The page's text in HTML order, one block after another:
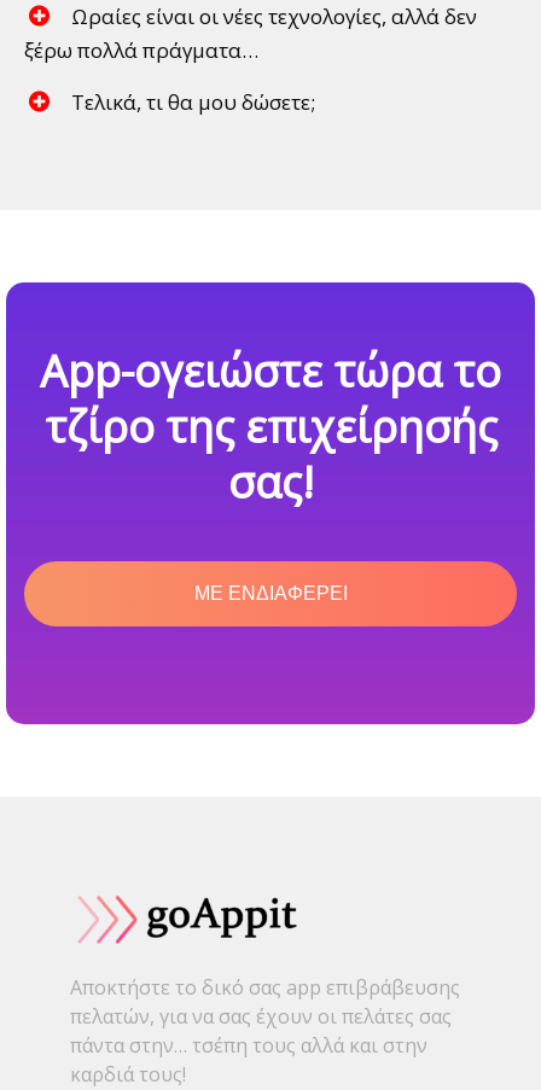
Ωραίες είναι οι νέες τεχνολογίες, αλλά δεν
ξέρω πολλά πράγματα…
Τελικά, τι θα μου δώσετε;
App-ογειώστε τώρα το
τζίρο της επιχείρησής
σας!
ΜΕ ΕΝΔΙΑΦΕΡΕΙ
Αποκτήστε το δικό σας app επιβράβευσης
πελατών, για να σας έχουν οι πελάτες σας
πάντα στην… τσέπη τους αλλά και στην
καρδιά τους!